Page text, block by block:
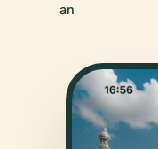
an